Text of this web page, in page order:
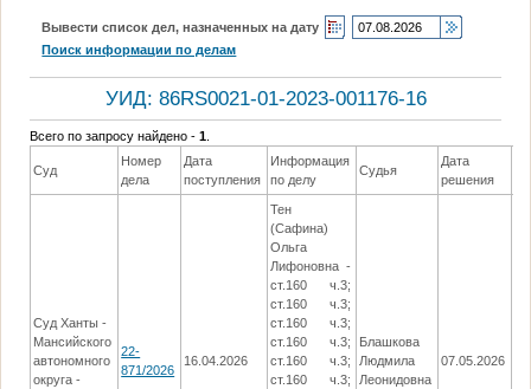
Вывести список дел, назначенных на дату
Поиск информации по делам
УИД: 86RS0021-01-2023-001176-16
Всего по запросу найдено -1
Суд
Номер
дела
Дата
поступления
Информация
по делу
Судья
Дата
решения
Суд Ханты -
Мансийского
автономного
округа -
22-
871/2026
16.04.2026
Тен
(Сафина)
Ольга
Лифоновна -
ст.160 ч.3;
ст.160 ч.3;
ст.160 ч.3;
ст.160 ч.3;
ст.160 ч.3;
ст.160 ч.3;
Блашкова
Людмила
Леонидовна
07.05.2026